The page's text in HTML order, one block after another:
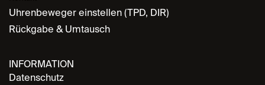
Uhrenbeweger einstellen (TPD, DIR)
Rückgabe & Umtausch
INFORMATION
Datenschutz